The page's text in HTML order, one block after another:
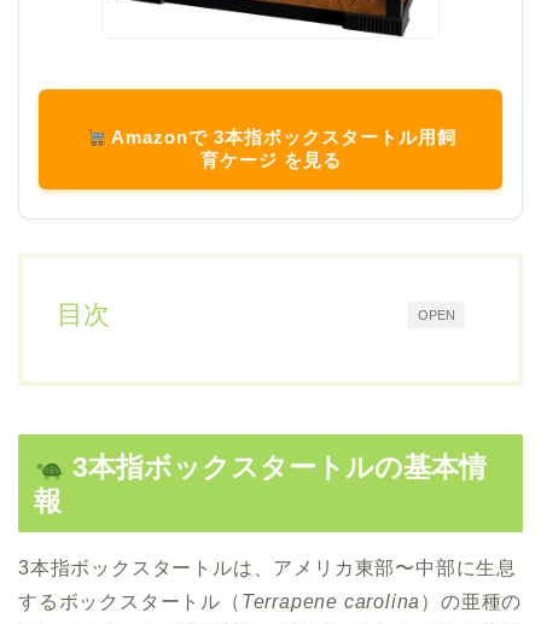
Amazonで 3本指ボックスタートル用飼
育ケージ を見る
OPEN
目次
3本指ボックスタートルの基本情
報
3本指ボックスタートルは、アメリカ東部〜中部に生息
するボックスタートル（ Terrapene carolina ）の亜種の